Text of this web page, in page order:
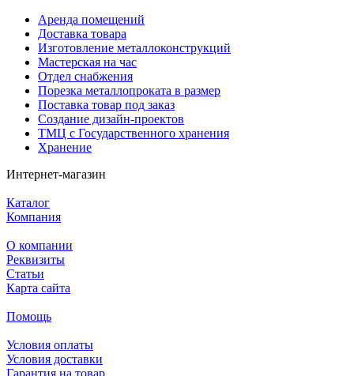
Аренда помещений
Доставка товара
Изготовление металлоконструкций
Мастерская на час
Отдел снабжения
Порезка металлопроката в размер
Поставка товар под заказ
Создание дизайн-проектов
ТМЦ с Государственного хранения
Хранение
Интернет-магазин
Каталог
Компания
О компании
Реквизиты
Статьи
Карта сайта
Помощь
Условия оплаты
Условия доставки
Гарантия на товар